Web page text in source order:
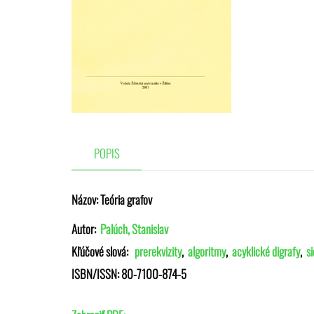
POPIS
Názov:Teória grafov
Autor: Palúch, Stanislav
Kľúčové slová: prerekvizity, algoritmy, acyklické digrafy,
ISBN/ISSN:80-7100-874-5